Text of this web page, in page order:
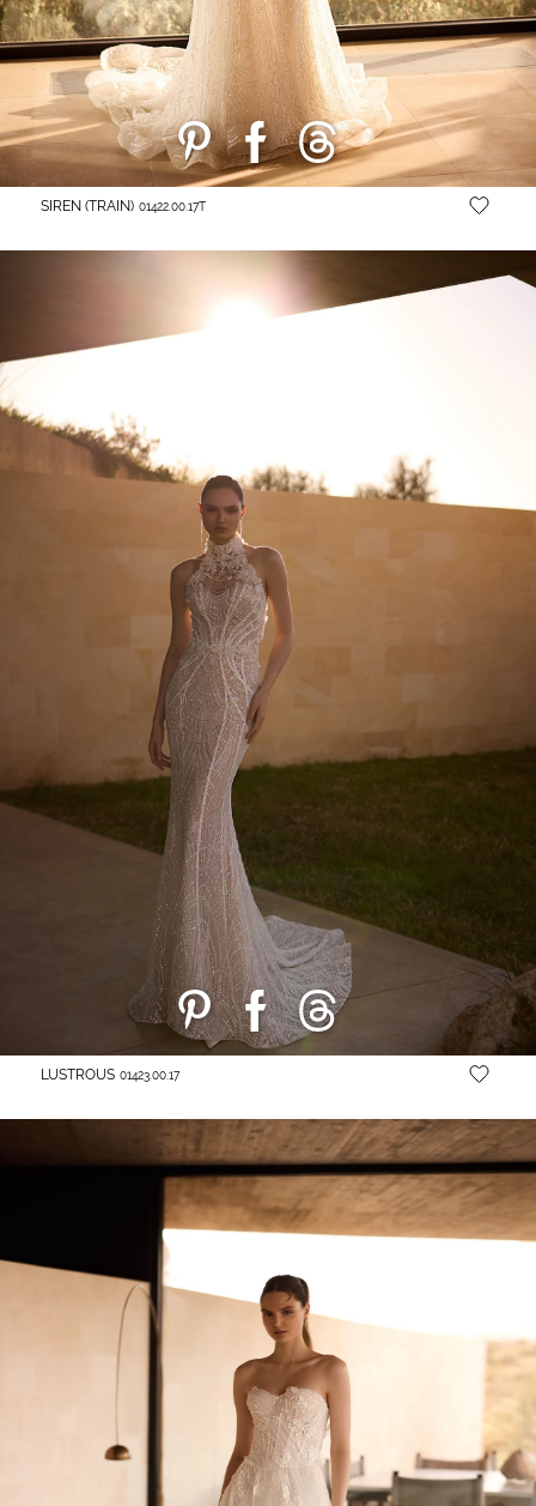
SIREN (TRAIN) 01422.00.17T
LUSTROUS 01423.00.17